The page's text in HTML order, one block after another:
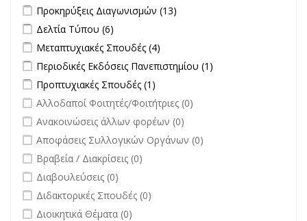
Apply Προκηρύξεις Διαγωνισμών filter
Προκηρύξεις Διαγωνισμών (13)
Apply Δελτία Τύπου filter
Δελτία Τύπου (6)
Apply Μεταπτυχιακές Σπουδές filter
Μεταπτυχιακές Σπουδές (4)
Apply Περιοδικές Εκδόσεις Πανεπιστημίου filter
Περιοδικές Εκδόσεις Πανεπιστημίου (1)
Apply Προπτυχιακές Σπουδές filter
Προπτυχιακές Σπουδές (1)
undefined
Αλλοδαποί Φοιτητές/Φοιτήτριες (0)
undefined
Ανακοινώσεις άλλων φορέων (0)
undefined
Αποφάσεις Συλλογικών Οργάνων (0)
undefined
Βραβεία / Διακρίσεις (0)
undefined
Διαβουλεύσεις (0)
undefined
Διδακτορικές Σπουδές (0)
undefined
Διοικητικά Θέματα (0)